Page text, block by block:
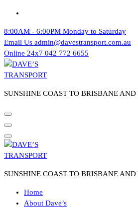
Skip
content
8:00AM - 6:00PM Monday to Saturday
Email Us admin@davestransport.com.au
Online 24x7 042 772 6655
SUNSHINE COAST TO BRISBANE AND
SUNSHINE COAST TO BRISBANE AND
Home
About Dave’s